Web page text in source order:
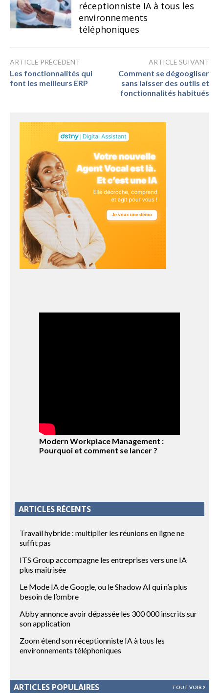
réceptionniste IA à tous les
environnements
téléphoniques
ARTICLE PRÉCÉDENT
Les fonctionnalités qui
font les meilleurs ERP
ARTICLE SUIVANT
Comment se dégoogliser
sans laisser des outils et
fonctionnalités habitués
Modern Workplace Management :
Pourquoi et comment se lancer ?
ARTICLES RÉCENTS
Travail hybride : multiplier les réunions en ligne ne
suffit pas
ITS Group accompagne les entreprises vers une IA
plus maîtrisée
Le Mode IA de Google, ou le Shadow AI qui n’a plus
besoin de l’ombre
Abby annonce avoir dépassée les 300 000 inscrits sur
son application
Zoom étend son réceptionniste IA à tous les
environnements téléphoniques
ARTICLES POPULAIRES TOUT VOIR